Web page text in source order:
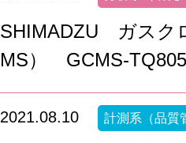
SHIMADZU ガスク
MS） GCMS-
2021.08.10 計測系（品質